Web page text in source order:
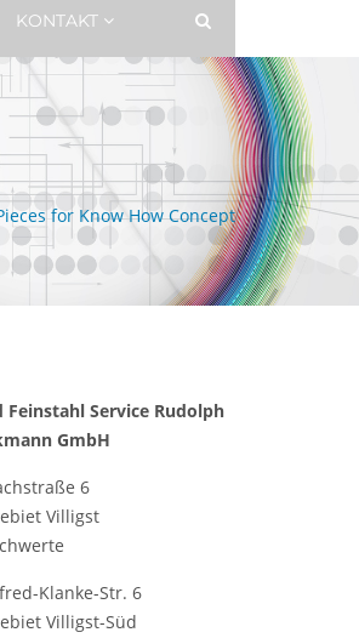
KONTAKT
for Know How Concept
Feinstahl Service Rudolph
GmbH
6
Villigst
Klanke-Str. 6
Villigst-Süd